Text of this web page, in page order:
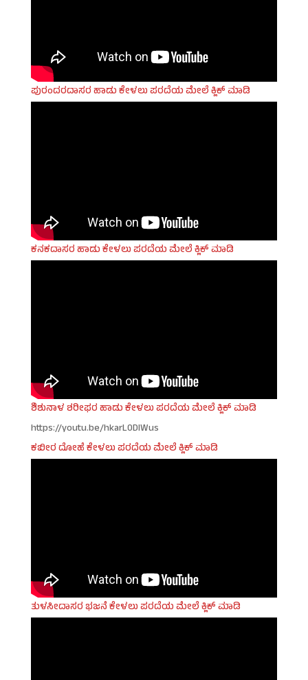
ಪುರಂದರದಾಸರ ಹಾಡು ಕೇಳಲು ಪರದೆಯ ಮೇಲೆ ಕ್ಲಿಕ್ ಮಾಡಿ
ಕನಕದಾಸರ ಹಾಡು ಕೇಳಲು ಪರದೆಯ ಮೇಲೆ ಕ್ಲಿಕ್ ಮಾಡಿ
ಶಿಶುನಾಳ ಶರೀಫರ ಹಾಡು ಕೇಳಲು ಪರದೆಯ ಮೇಲೆ ಕ್ಲಿಕ್ ಮಾಡಿ
https://youtu.be/hkarL0DIWus
ಕಬೀರ ದೋಹೆ ಕೇಳಲು ಪರದೆಯ ಮೇಲೆ ಕ್ಲಿಕ್ ಮಾಡಿ
ತುಳಸೀದಾಸರ ಭಜನೆ ಕೇಳಲು ಪರದೆಯ ಮೇಲೆ ಕ್ಲಿಕ್ ಮಾಡಿ